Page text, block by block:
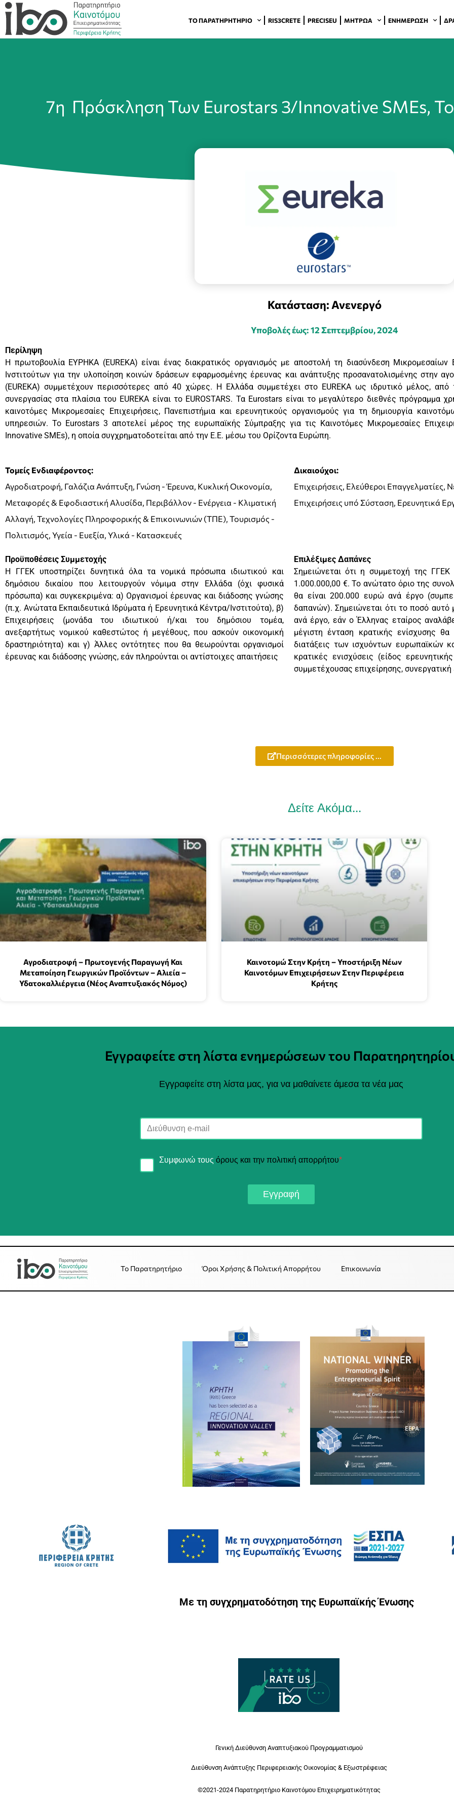
ΤΟ ΠΑΡΑΤΗΡΗΤΉΡΙΟ RIS3CRETE PRECISEU ΜΗΤΡΏΑ ΕΝΗΜΈΡΩΣΗ
7η Πρόσκληση Των Eurostars 3/Innovative SMEs,
Κατάσταση: Ανενεργό
Υποβολές έως: 12 Σεπτεμβρίου, 2024
Περίληψη
Η πρωτοβουλία ΕΥΡΗΚΑ (EUREKA) είναι ένας διακρατικός οργανισμός με αποστολή τη διασύνδεση Μικρομεσαίων
Ινστιτούτων για την υλοποίηση κοινών δράσεων εφαρμοσμένης έρευνας και ανάπτυξης προσανατολισμένης στην
(EUREKA) συμμετέχουν περισσότερες από 40 χώρες. Η Ελλάδα συμμετέχει στο EUREKA ως ιδρυτικό μέλος,
συνεργασίας στα πλαίσια του EUREKA είναι το EUROSTARS. Τα Eurostars είναι το μεγαλύτερο διεθνές πρόγραμμα
καινοτόμες Μικρομεσαίες Επιχειρήσεις, Πανεπιστήμια και ερευνητικούς οργανισμούς για τη δημιουργία
υπηρεσιών. Το Eurostars 3 αποτελεί μέρος της ευρωπαϊκής Σύμπραξης για τις Καινοτόμες Μικρομεσαίες
Innovative SMEs), η οποία συγχρηματοδοτείται από την Ε.Ε. μέσω του Ορίζοντα Ευρώπη.
Τομείς Ενδιαφέροντος:
Αγροδιατροφή, Γαλάζια Ανάπτυξη, Γνώση - Έρευνα, Κυκλική Οικονομία,
Μεταφορές & Εφοδιαστική Αλυσίδα, Περιβάλλον - Ενέργεια - Κλιματική
Αλλαγή, Τεχνολογίες Πληροφορικής & Επικοινωνιών (ΤΠΕ), Τουρισμός -
Πολιτισμός, Υγεία - Ευεξία, Υλικά - Κατασκευές
Δικαιούχοι:
Επιχειρήσεις, Ελεύθεροι Επαγγελματίες,
Επιχειρήσεις υπό Σύσταση, Ερευνητικά
Προϋποθέσεις Συμμετοχής
Η ΓΓΕΚ υποστηρίζει δυνητικά όλα τα νομικά πρόσωπα ιδιωτικού και
δημόσιου δικαίου που λειτουργούν νόμιμα στην Ελλάδα (όχι φυσικά
πρόσωπα) και συγκεκριμένα: α) Οργανισμοί έρευνας και διάδοσης γνώσης
(π.χ. Ανώτατα Εκπαιδευτικά Ιδρύματα ή Ερευνητικά Κέντρα/Ινστιτούτα), β)
Επιχειρήσεις (μονάδα του ιδιωτικού ή/και του δημόσιου τομέα,
ανεξαρτήτως νομικού καθεστώτος ή μεγέθους, που ασκούν οικονομική
δραστηριότητα) και γ) Άλλες οντότητες που θα θεωρούνται οργανισμοί
έρευνας και διάδοσης γνώσης, εάν πληρούνται οι αντίστοιχες απαιτήσεις
Επιλέξιμες Δαπάνες
Σημειώνεται ότι η συμμετοχή της
1.000.000,00 €. Το ανώτατο όριο της
θα είναι 200.000 ευρώ ανά έργο
δαπανών). Σημειώνεται ότι το ποσό αυτό
ανά έργο, εάν ο Έλληνας εταίρος
μέγιστη ένταση κρατικής ενίσχυσης
διατάξεις των ισχυόντων ευρωπαϊκών
κρατικές ενισχύσεις (είδος
συμμετέχουσας επιχείρησης,
Περισσότερες πληροφορίες ...
Δείτε Ακόμα...
Αγροδιατροφή – Πρωτογενής Παραγωγή Και
Μεταποίηση Γεωργικών Προϊόντων – Αλιεία –
Υδατοκαλλιέργεια (Νέος Αναπτυξιακός Νόμος)
Καινοτομώ Στην Κρήτη – Υποστήριξη Νέων
Καινοτόμων Επιχειρήσεων Στην Περιφέρεια
Κρήτης
Εγγραφείτε στη λίστα ενημερώσεων του
Εγγραφείτε στη λίστα μας, για να μαθαίνετε άμεσα τα νέα μας
Συμφωνώ τουςόρους και την πολιτική απορρήτου*
Εγγραφή
Το Παρατηρητήριο Όροι Χρήσης & Πολιτική Απορρήτου Επικοινωνία
Με τη συγχρηματοδότηση της Ευρωπαϊκής Ένωσης
Γενική Διεύθυνση Αναπτυξιακού Προγραμματισμού
Διεύθυνση Ανάπτυξης Περιφερειακής Οικονομίας & Εξωστρέφειας
©2021-2024 Παρατηρητήριο Καινοτόμου Επιχειρηματικότητας